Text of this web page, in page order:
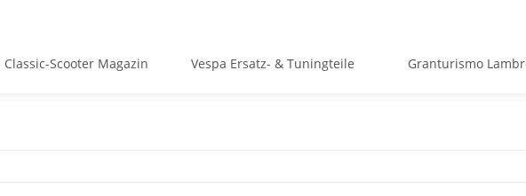
Classic-Scooter Magazin Vespa Ersatz- & Tuningteile Granturismo